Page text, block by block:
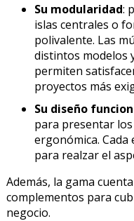
Su modularidad:
islas centrales o
polivalente. Las
distintos modelos
permiten
proyectos más
Su diseño
para presentar
ergonómica. Cada
para realzar el
Además, la gama
complementos para
negocio.